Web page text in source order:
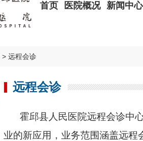
首页 医院概况 新闻中心
> 远程会诊
远程会诊
霍邱县人民医院远程会诊中
业的新应用，业务范围涵盖远